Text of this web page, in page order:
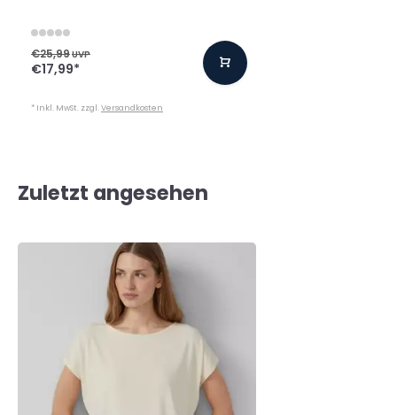
€25,99UVP
€17,99*
* Inkl. MwSt. zzgl.Versandkosten
Zuletzt angesehen